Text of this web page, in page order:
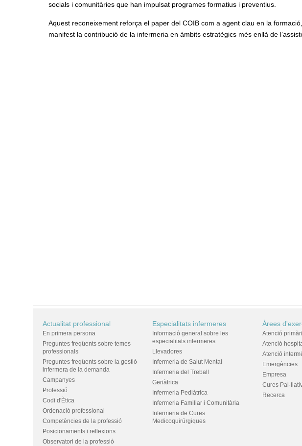
socials i comunitàries que han impulsat programes formatius i preventius.
Aquest reconeixement reforça el paper del COIB com a agent clau en la
manifest la contribució de la infermeria en àmbits estratègics més enllà de
Actualitat professional
En primera persona
Preguntes freqüents sobre temes
professionals
Preguntes freqüents sobre la gestió
infermera de la demanda
Campanyes
Professió
Codi d'Ètica
Ordenació professional
Competències de la professió
Posicionaments i reflexions
Observatori de la professió
Especialitats infermeres
Informació general sobre les
especialitats infermeres
Llevadores
Infermeria de Salut Mental
Infermeria del Treball
Geriàtrica
Infermeria Pediàtrica
Infermeria Familiar i Comunitària
Infermeria de Cures
Medicoquirúrgiques
Àrees
Atenció
Atenció
Atenció
Emergències
Empresa
Cures
Recerca